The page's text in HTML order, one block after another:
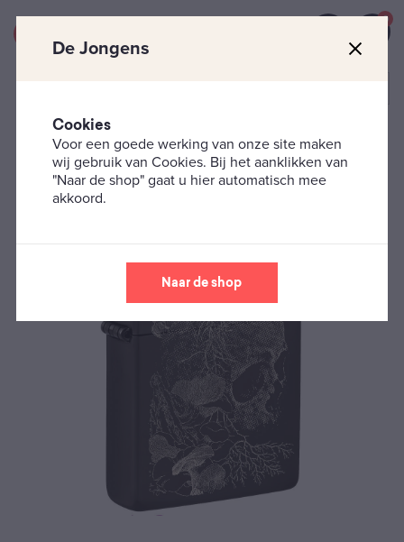
0
Zippo's Skulls Zippo – Mushroom Skull
De Jongens
Cookies
Voor een goede werking van onze site maken
wij gebruik van Cookies. Bij het aanklikken van
"Naar de shop" gaat u hier automatisch mee
akkoord.
Naar de shop